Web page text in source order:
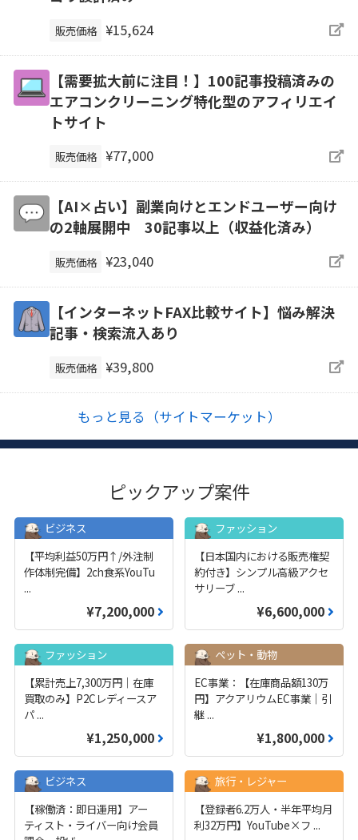
販売価格 ¥15,624
【需要拡大前に注目！】100記事投稿済みの
エアコンクリーニング特化型のアフィリエイ
トサイト
販売価格 ¥77,000
【AI×占い】副業向けとエンドユーザー向け
の2軸展開中 30記事以上（収益化済み）
販売価格 ¥23,040
【インターネットFAX比較サイト】悩み解決
記事・検索流入あり
販売価格 ¥39,800
もっと見る（サイトマーケット）
ピックアップ案件
ビジネス
【平均利益50万円↑/外注制
作体制完備】2ch食系YouTu
...
¥7,200,000
ファッション
【日本国内における販売権契
約付き】シンプル高級アクセ
サリーブ ...
¥6,600,000
ファッション
【累計売上7,300万円｜在庫
買取のみ】P2Cレディースア
パ ...
¥1,250,000
ペット・動物
EC事業：【在庫商品額130万
円】アクアリウムEC事業｜引
継 ...
¥1,800,000
ビジネス
【稼働済：即日運用】アー
ティスト・ライバー向け会員
旅行・レジャー
【登録者6.2万人・半年平均月
利32万円】YouTube×フ ...